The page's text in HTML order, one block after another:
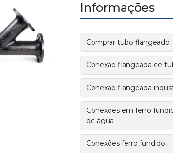
Informações
Comprar tubo flangeado
Conexão flangeada de
Conexão flangeada
Conexões em ferro
de água
Conexões ferro fundido